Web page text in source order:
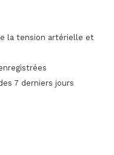
la tension artérielle et
7 derniers jours